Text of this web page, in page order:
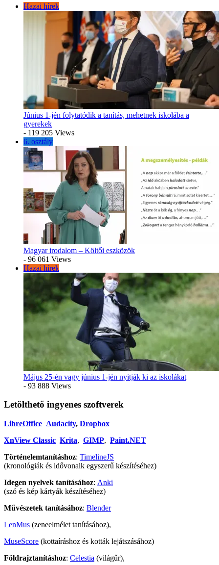
Hazai hírek
Június 1-jén folytatódik a tanítás, mehetnek iskolába a
gyerekek
- 119 205 Views
6. osztály
Magyar irodalom – Költői eszközök
- 96 061 Views
Hazai hírek
Május 25-én vagy június 1-jén nyitják ki az iskolákat
- 93 888 Views
Letölthető ingyenes szoftverek
LibreOffice Audacity, Dropbox
XnView Classic Krita, GIMP, Paint.NET
Történelemtanításhoz: TimelineJS
(kronológiák és idővonalk egyszerű készítéséhez)
Idegen nyelvek tanításához: Anki
(szó és kép kártyák készítéséhez)
Művészetek tanításához: Blender
LenMus (zeneelmélet tanításához),
MuseScore (kottaíráshoz és kották lejátszásához)
Földrajztanításhoz: Celestia (világűr),